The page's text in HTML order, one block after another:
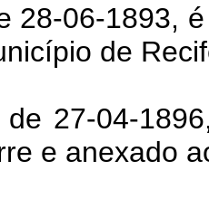
28-06-1893,
de
27-04-
e anexado